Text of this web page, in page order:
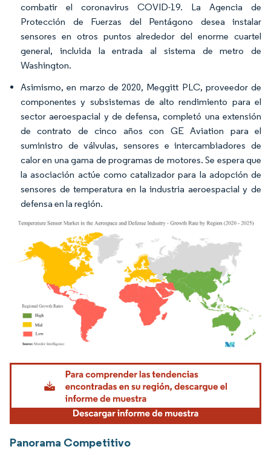
combatir el coronavirus COVID-19. La Agencia de
Protección de Fuerzas del Pentágono desea instalar
sensores en otros puntos alrededor del enorme cuartel
general, incluida la entrada al sistema de metro de
Washington.
Asimismo, en marzo de 2020, Meggitt PLC, proveedor de
componentes y subsistemas de alto rendimiento para el
sector aeroespacial y de defensa, completó una extensión
de contrato de cinco años con GE Aviation para el
suministro de válvulas, sensores e intercambiadores de
calor en una gama de programas de motores. Se espera que
la asociación actúe como catalizador para la adopción de
sensores de temperatura en la industria aeroespacial y de
defensa en la región.
Imagen © Mordor Intelligence. El uso requiere atribución según CC BY 4.0.
Panorama Competitivo